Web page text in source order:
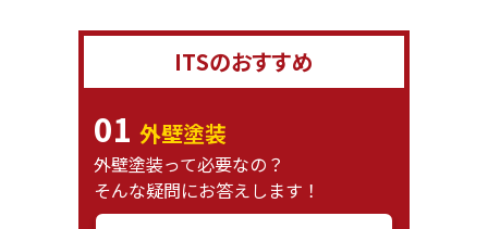
ITSのおすすめ
01 外壁塗装
外壁塗装って必要なの？
そんな疑問にお答えします！